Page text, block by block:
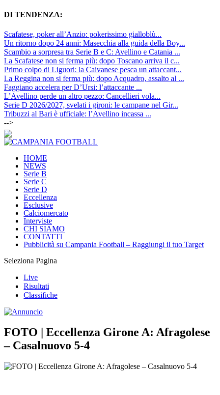
DI TENDENZA:
Scafatese, poker all’Anzio: pokerissimo gialloblù...
Un ritorno dopo 24 anni: Masecchia alla guida della Boy...
Scambio a sorpresa tra Serie B e C: Avellino e Catania ...
La Scafatese non si ferma più: dopo Toscano arriva il c...
Primo colpo di Liguori: la Caivanese pesca un attaccant...
La Reggina non si ferma più: dopo Acquadro, assalto al ...
Faggiano accelera per D’Ursi: l’attaccante ...
L’Avellino perde un altro pezzo: Cancellieri vola...
Serie D 2026/2027, svelati i gironi: le campane nel Gir...
Tribuzzi al Bari è ufficiale: l’Avellino incassa ...
-->
HOME
NEWS
Serie B
Serie C
Serie D
Eccellenza
Esclusive
Calciomercato
Interviste
CHI SIAMO
CONTATTI
Pubblicità su Campania Football – Raggiungi il tuo Target
Seleziona Pagina
Live
Risultati
Classifiche
FOTO | Eccellenza Girone A: Afragolese
– Casalnuovo 5-4